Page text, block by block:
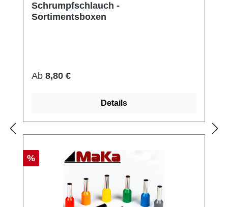
Schrumpfschlauch -
Sortimentsboxen
Regulärer Preis:
Ab 8,80 €
Details
Rabatt
%